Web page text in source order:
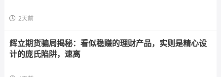
2天前
辉立期货骗局揭秘：看似稳赚的理财产品，实则是精心设
计的庞氏陷阱，速离